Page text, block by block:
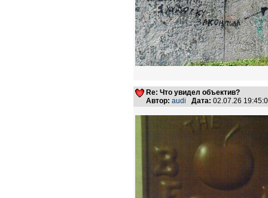
Re: Что увидел объектив?
Автор: audi Дата: 02.07.26